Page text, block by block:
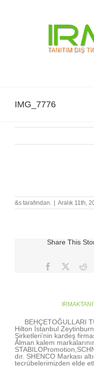
IMG_7776
&s tarafından. Aralık 11th,
Share This
Facebook
BEHÇETOĞULLARI
Hilton İstanbul
Şirketleri’nin kardeş
Alman kalem
dır. SHENCO Markası
tecrübelerimizden elde